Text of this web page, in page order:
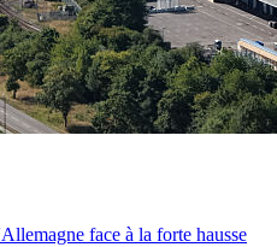
face à la forte hausse